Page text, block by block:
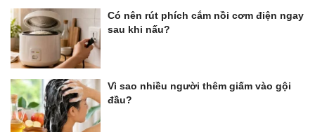
Có nên rút phích cắm nồi cơm điện ngay
sau khi nấu?
Vì sao nhiều người thêm giấm vào gội
đầu?